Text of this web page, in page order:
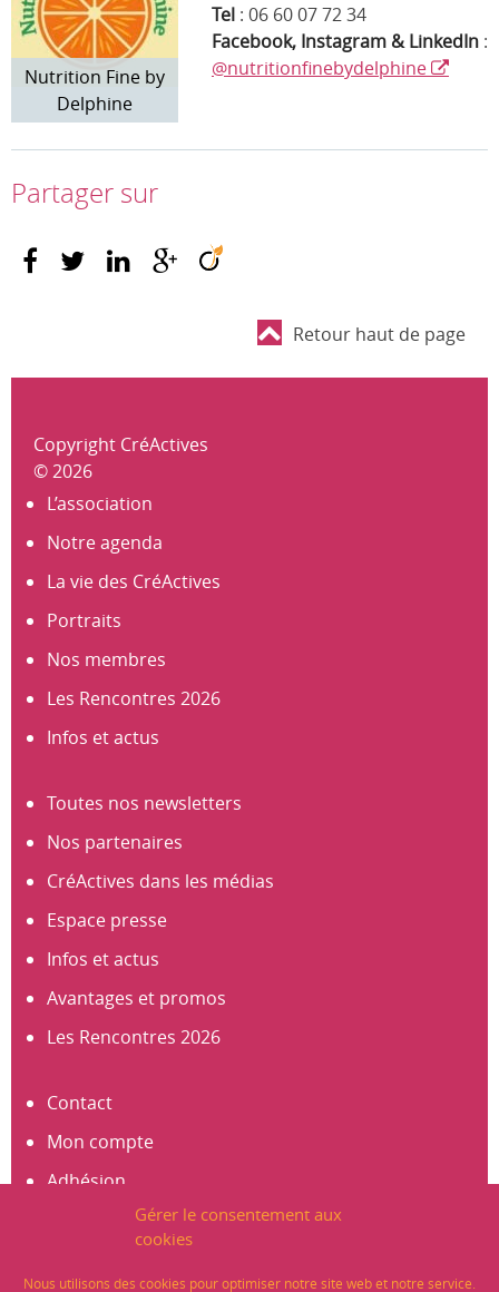
Gérer le consentement aux
cookies
Nous utilisons des cookies pour optimiser notre site web et notre service.
Nutrition Fine by
Delphine
Tel : 06 60 07 72 34
Facebook, Instagram & LinkedIn :
@nutritionfinebydelphine
Partager sur
Retour haut de page
Copyright CréActives
© 2026
L’association
Notre agenda
La vie des CréActives
Portraits
Nos membres
Les Rencontres 2026
Infos et actus
Toutes nos newsletters
Nos partenaires
CréActives dans les médias
Espace presse
Infos et actus
Avantages et promos
Les Rencontres 2026
Contact
Mon compte
Adhésion
S’abonner à la newsletter